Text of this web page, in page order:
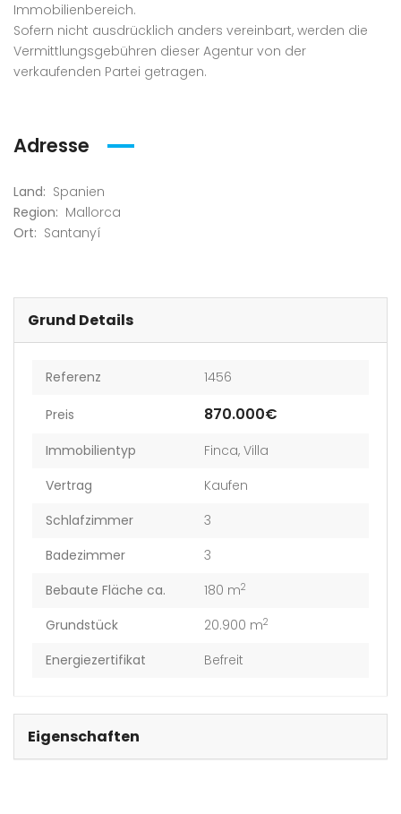
Immobilienbereich.
Sofern nicht ausdrücklich anders vereinbart, werden die
Vermittlungsgebühren dieser Agentur von der
verkaufenden Partei getragen.
Adresse
Land: Spanien
Region: Mallorca
Ort: Santanyí
Grund Details
Referenz 1456
Preis 870.000€
Immobilientyp Finca, Villa
Vertrag
Kaufen
Schlafzimmer
3
Badezimmer
3
Bebaute Fläche ca.
180 m2
Grundstück 20.900 m2
Energiezertifikat Befreit
Eigenschaften